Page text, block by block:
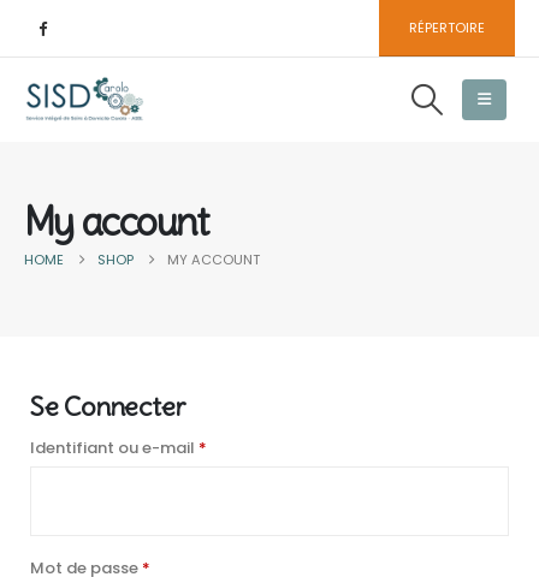
RÉPERTOIRE
My account
HOME SHOP MY ACCOUNT
Se Connecter
Identifiant ou e-mail *
Mot de passe *